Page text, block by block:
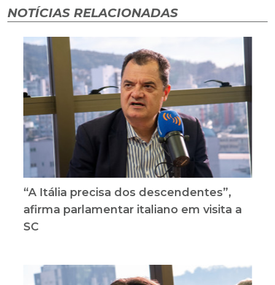
NOTÍCIAS RELACIONADAS
“A Itália precisa dos descendentes”,
afirma parlamentar italiano em visita a
SC